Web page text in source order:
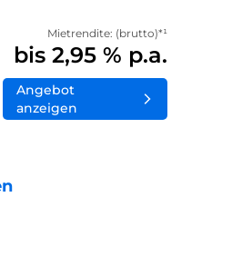
Mietrendite: (brutto)*¹
bis 2,95 % p.a.
Angebot
anzeigen